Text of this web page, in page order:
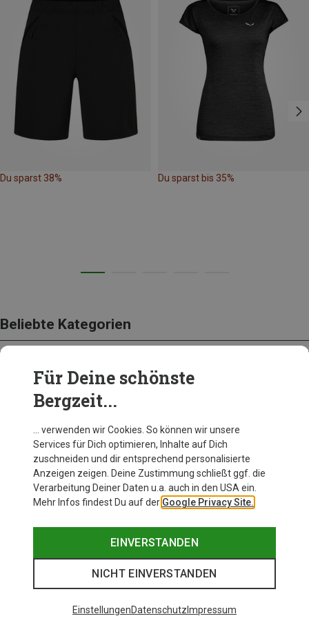
Du sparst 38% Du sparst bis 35%
Beliebte Kategorien
BEKLEIDUNG
Für Deine schönste
Bergzeit...
… verwenden wir Cookies. So können wir unsere
Services für Dich optimieren, Inhalte auf Dich
zuschneiden und dir entsprechend personalisierte
Anzeigen zeigen. Deine Zustimmung schließt ggf. die
Verarbeitung Deiner Daten u.a. auch in den USA ein.
Mehr Infos findest Du auf der Google Privacy Site.
EINVERSTANDEN
NICHT EINVERSTANDEN
EinstellungenDatenschutz Impressum